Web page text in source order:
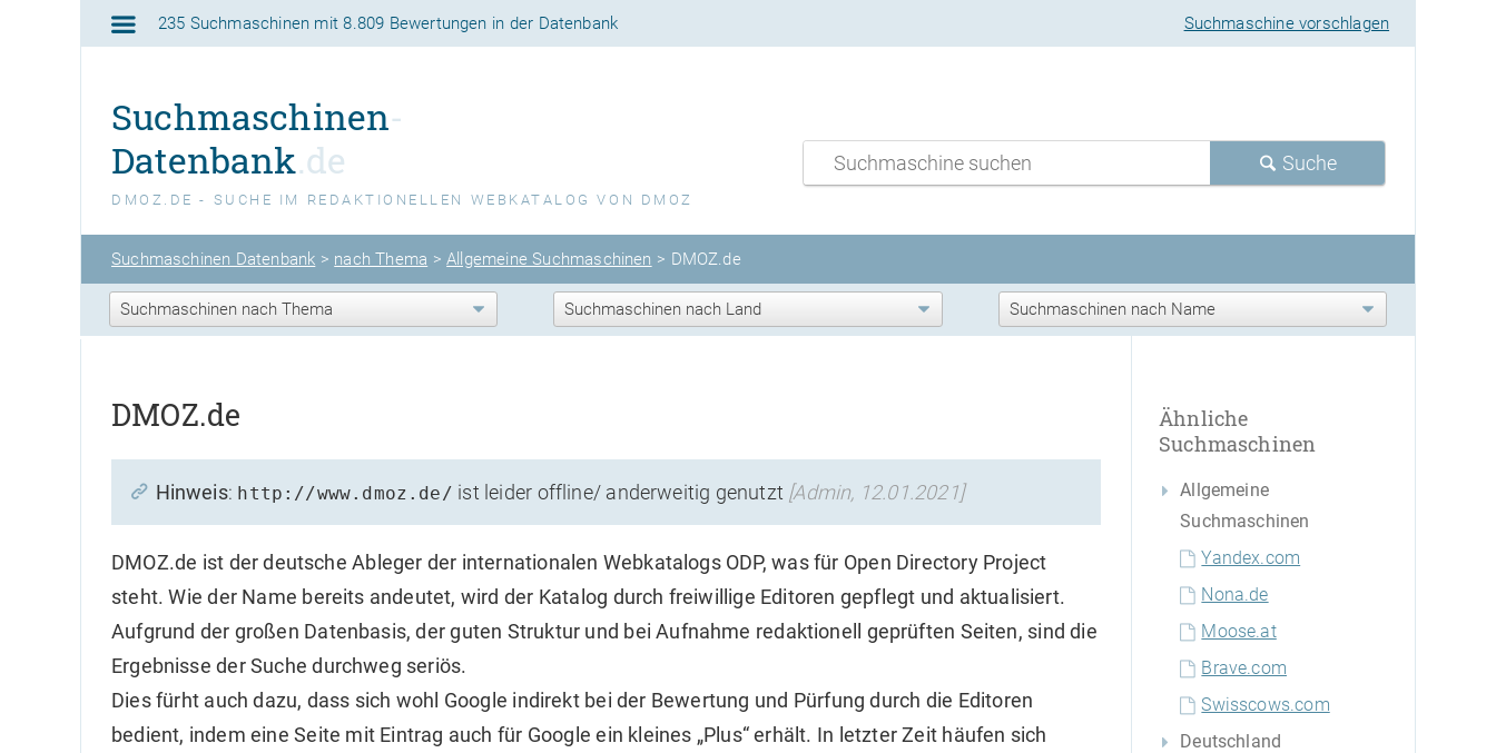
235 Suchmaschinen mit8.809 Bewertungen in der Datenbank Suchmaschine vorschlagen
Suchmaschinen-
Datenbank.de
DMOZ.DE - SUCHE IM REDAKTIONELLEN WEBKATALOG VON DMOZ
Suche
Suchmaschinen Datenbank > nach Thema >Allgemeine Suchmaschinen > DMOZ.de
DMOZ.de
Hinweis: http://www.dmoz.de/ ist leider offline/ anderweitig genutzt [Admin, 12.01.2021]
DMOZ.de ist der deutsche Ableger der internationalen Webkatalogs ODP, was für Open Directory Project
steht. Wie der Name bereits andeutet, wird der Katalog durch freiwillige Editoren gepflegt und aktualisiert.
Aufgrund der großen Datenbasis, der guten Struktur und bei Aufnahme redaktionell geprüften Seiten, sind die
Ergebnisse der Suche durchweg seriös.
Dies fürht auch dazu, dass sich wohl Google indirekt bei der Bewertung und Pürfung durch die Editoren
bedient, indem eine Seite mit Eintrag auch für Google ein kleines „Plus“ erhält. In letzter Zeit häufen sich
Ähnliche
Suchmaschinen
Allgemeine
Suchmaschinen
Yandex.com
Nona.de
Moose.at
Brave.com
Swisscows.com
Deutschland